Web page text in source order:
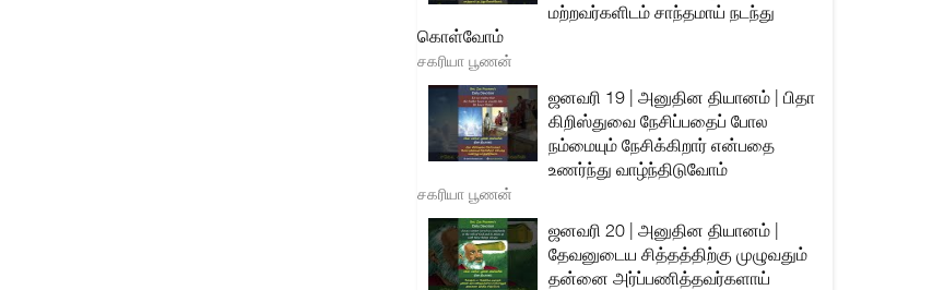
மற்றவர்களிடம் சாந்தமாய் நடந்து
கொள்வோம்
சகரியா பூணன்
ஜனவரி 19 | அனுதின தியானம் | பிதா
கிறிஸ்துவை நேசிப்பதைப் போல
நம்மையும் நேசிக்கிறார் என்பதை
உணர்ந்து வாழ்ந்திடுவோம்
சகரியா பூணன்
ஜனவரி 20 | அனுதின தியானம் |
தேவனுடைய சித்தத்திற்கு முழுவதும்
தன்னை அர்ப்பணித்தவர்களாய்